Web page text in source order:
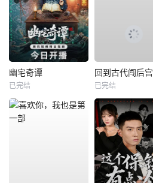
幽宅奇谭
已完结
回到古代闯后宫
已完结